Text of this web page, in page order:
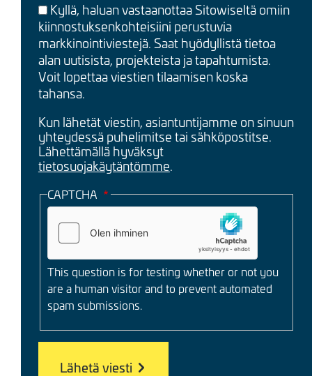
Kyllä, haluan vastaanottaa Sitowiseltä omiin
kiinnostuksenkohteisiini perustuvia
markkinointiviestejä. Saat hyödyllistä tietoa
alan uutisista, projekteista ja tapahtumista.
Voit lopettaa viestien tilaamisen koska
tahansa.
Kun lähetät viestin, asiantuntijamme on sinuun
yhteydessä puhelimitse tai sähköpostitse.
Lähettämällä hyväksyt
tietosuojakäytäntömme.
CAPTCHA
This question is for testing whether or not you
are a human visitor and to prevent automated
spam submissions.